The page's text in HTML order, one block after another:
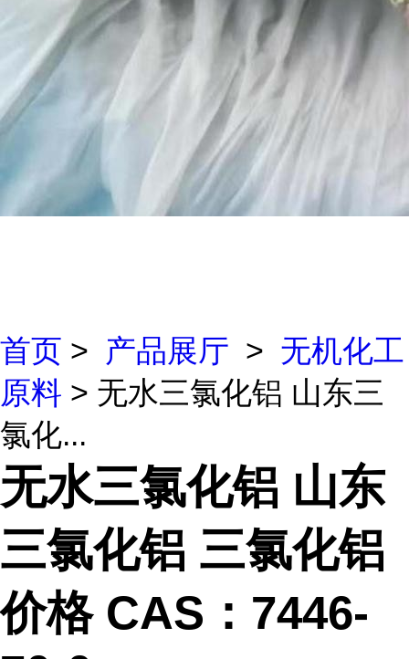
首页 > 产品展厅 > 无机化工
原料 > 无水三氯化铝 山东三
氯化...
无水三氯化铝 山东
三氯化铝 三氯化铝
价格 CAS：7446-